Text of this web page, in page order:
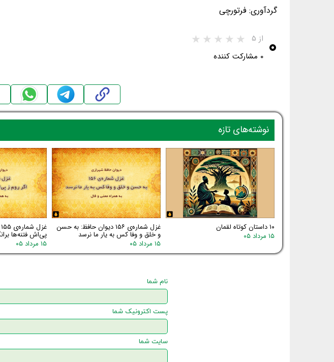
گردآوری: فرتورچی
۰ از ۵
۰ مشارکت کننده
۱۰ داستان کوتاه لقمان
۱۵ مرداد ۰۵
غزل شماره‌ی ۱۵۶ دیوان حافظ: به حسن
و خلق و وفا کس به یار ما نرسد
۱۵ مرداد ۰۵
پی‌اش فتنه‌ها
۱۵ مرداد ۰۵
نوشته‌های تازه
نام شما
پست اکترونیک شما
سایت شما